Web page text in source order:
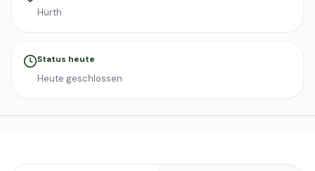
Hürth
Status heute
Heute geschlossen